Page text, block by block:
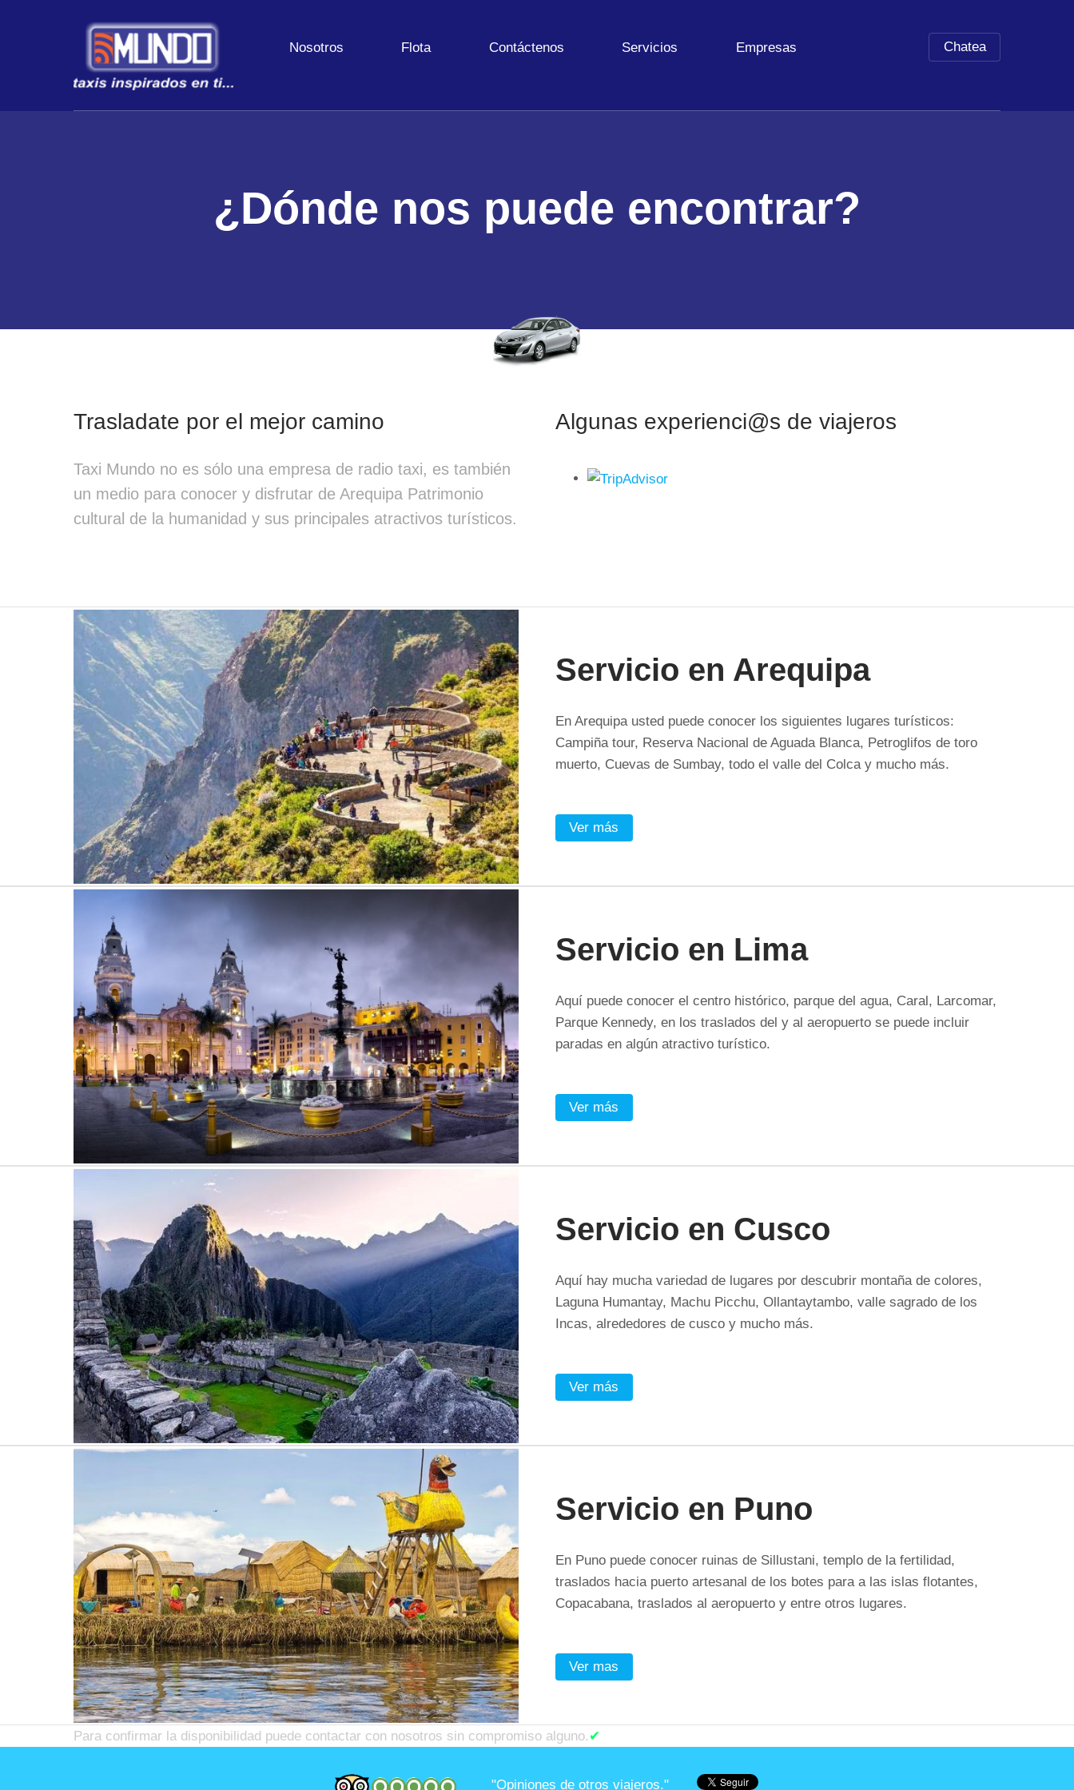
Nosotros Flota Contáctenos Servicios Empresas Chatea
¿Dónde nos puede encontrar?
Trasladate por el mejor camino
Taxi Mundo no es sólo una empresa de radio taxi, es también
un medio para conocer y disfrutar de Arequipa Patrimonio
cultural de la humanidad y sus principales atractivos turísticos.
Algunas experienci@s de viajeros
Servicio en Arequipa
En Arequipa usted puede conocer los siguientes lugares turísticos:
Campiña tour, Reserva Nacional de Aguada Blanca, Petroglifos de toro
muerto, Cuevas de Sumbay, todo el valle del Colca y mucho más.
Ver más
Servicio en Lima
Aquí puede conocer el centro histórico, parque del agua, Caral, Larcomar,
Parque Kennedy, en los traslados del y al aeropuerto se puede incluir
paradas en algún atractivo turístico.
Ver más
Servicio en Cusco
Aquí hay mucha variedad de lugares por descubrir montaña de colores,
Laguna Humantay, Machu Picchu, Ollantaytambo, valle sagrado de los
Incas, alrededores de cusco y mucho más.
Ver más
Servicio en Puno
En Puno puede conocer ruinas de Sillustani, templo de la fertilidad,
traslados hacia puerto artesanal de los botes para a las islas flotantes,
Copacabana, traslados al aeropuerto y entre otros lugares.
Ver mas
Para confirmar la disponibilidad puede contactar con nosotros sin compromiso alguno. ✔
"Opiniones de otros viajeros."